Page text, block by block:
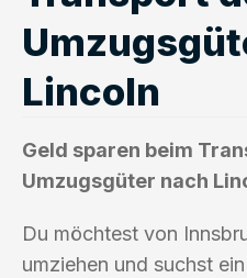
Lincoln
Geld sparen beim
Umzugsgüter nach
Du möchtest von
umziehen und suchst